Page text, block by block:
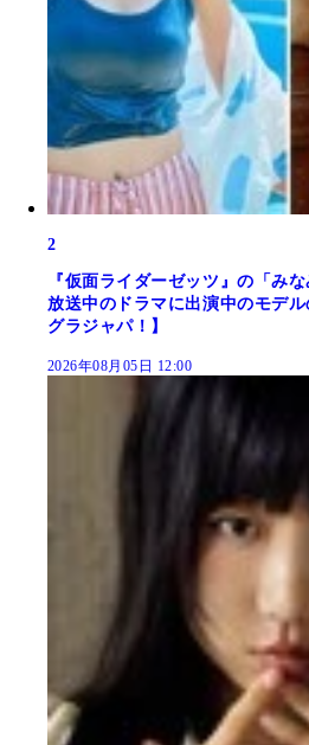
2
『仮面ライダーゼッツ』の「み
放送中のドラマに出演中のモデ
グラジャパ！】
2026年08月05日 12:00